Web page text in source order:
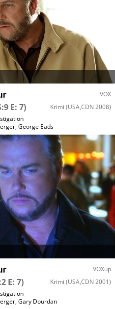
VOX
E: 7) Krimi (USA,CDN 2008)
,George Eads
VOXup
E: 7) Krimi (USA,CDN 2001)
,Gary Dourdan